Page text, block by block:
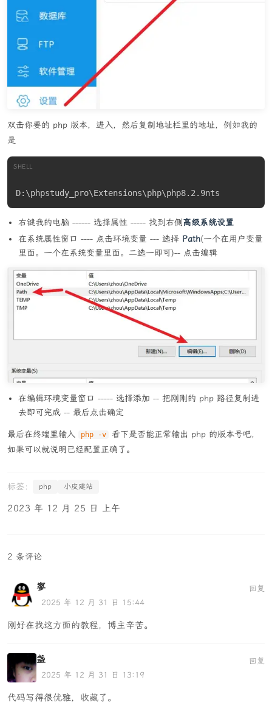
双击你要的 php 版本，进入，然后复制地址栏里的地址，例如我的
是
D: \phpstudy_pro\Extensions\php\php8.2.9nts
SHELL
右键我的电脑 ------ 选择属性 ----- 找到右侧 高级系统设置
在系统属性窗口 ---- 点击环境变量 --- 选择 Path(一个在用户变量
里面。一个在系统变量里面。二选一即可)-- 点击编辑
在编辑环境变量窗口 ----- 选择添加 -- 把刚刚的 php 路径复制进
去即可完成 -- 最后点击确定
最后在终端里输入 php -v
看下是否能正常输出 php 的版本号吧，
如果可以就说明已经配置正确了。
php 小皮建站
2023 年 12 月 25 日 上午
2 条评论
寥
2025 年 12 月 31 日 15:44
刚好在找这方面的教程，博主辛苦。
回复
盏
2025 年 12 月 31 日 13:19
代码写得很优雅，收藏了。
回复